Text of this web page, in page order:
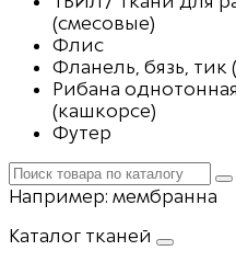
(смесовые)
Флис
Фланель, бязь,
Рибана
(кашкорсе)
Футер
Например: мембранна
Каталог тканей